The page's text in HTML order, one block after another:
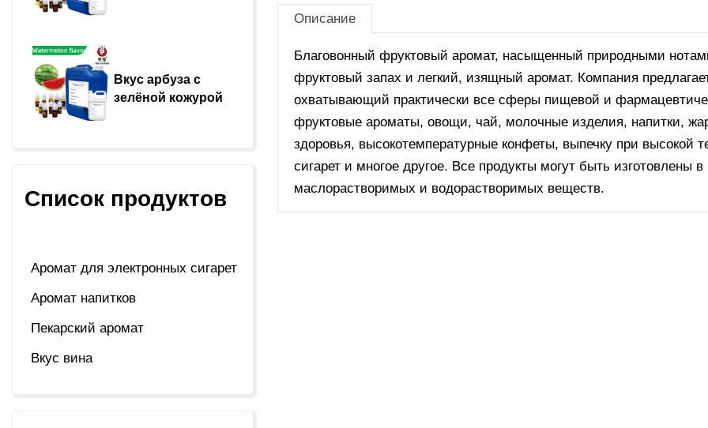
Вкус арбуза с
зелёной кожурой
Список продуктов
Аромат для электронных сигарет
Аромат напитков
Пекарский аромат
Вкус вина
Описание
Благовонный фруктовый аромат, насыщенный природными
фруктовый запах и легкий, изящный аромат. Компания
охватывающий практически все сферы пищевой и
фруктовые ароматы, овощи, чай, молочные изделия, напитки,
здоровья, высокотемпературные конфеты, выпечку при высокой
сигарет и многое другое. Все продукты могут быть изготовлены
маслорастворимых и водорастворимых веществ.